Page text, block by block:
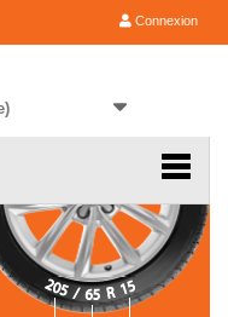
Connexion